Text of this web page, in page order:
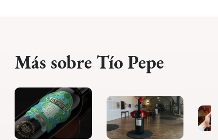
Más sobre Tío Pepe